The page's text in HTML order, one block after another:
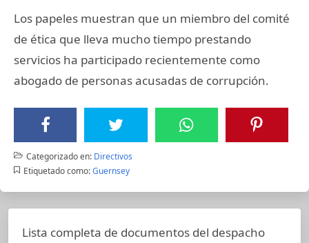
Los papeles muestran que un miembro del comité
de ética que lleva mucho tiempo prestando
servicios ha participado recientemente como
abogado de personas acusadas de corrupción.
Categorizado en: Directivos
Etiquetado como: Guernsey
Lista completa de documentos del despacho